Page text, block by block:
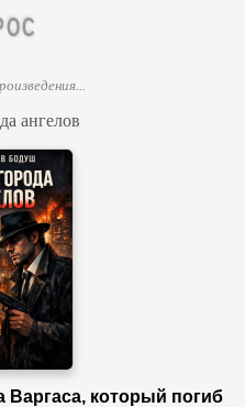
ангелов
Варгаса, который погиб